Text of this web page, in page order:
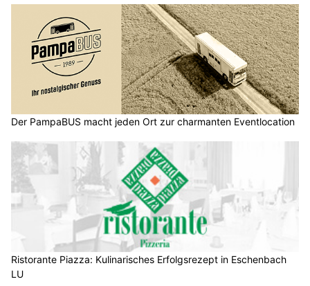
Der PampaBUS macht jeden Ort zur charmanten Eventlocation
Ristorante Piazza: Kulinarisches Erfolgsrezept in Eschenbach
LU